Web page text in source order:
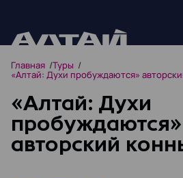
Главная Туры
«Алтай: Духи пробуждаются»
«Алтай: Духи
пробуждаются»
aвторский